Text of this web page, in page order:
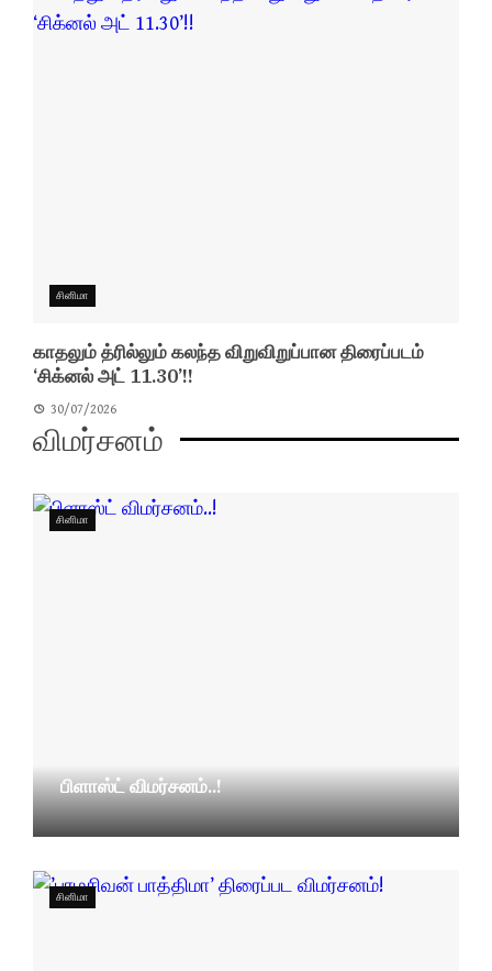
சினிமா
காதலும் த்ரில்லும் கலந்த விறுவிறுப்பான திரைப்படம்
‘சிக்னல் அட் 11.30’!!
30/07/2026
விமர்சனம்
பிளாஸ்ட் விமர்சனம்..!
சினிமா
சினிமா